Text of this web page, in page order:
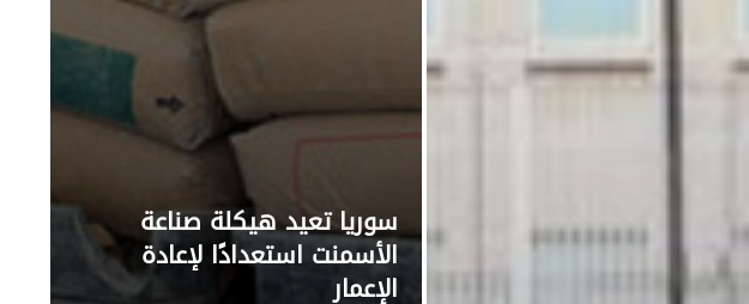
سوريا تعيد هيكلة صناعة
الأسمنت استعدادًا لإعادة
الإعمار